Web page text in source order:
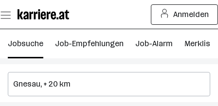
Seiteninhalt
springen
Anmelden
Jobsuche Job-Empfehlungen Job-Alarm Merkliste